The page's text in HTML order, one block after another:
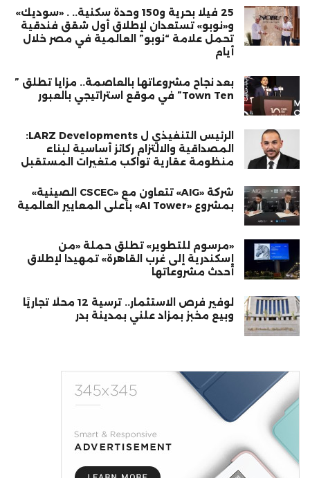
25 فيلا بحرية و150 وحدة سكنية.. . «سوديك»
و«نوبو» تستعدان لإطلاق أول شقق فندقية
تحمل علامة “نوبو” العالمية في مصر خلال
أيام
بعد نجاح مشروعاتها بالعاصمة.. مزايا تطلق ”
Town Ten” في موقع استراتيجي بالعبور
الرئيس التنفيذي ل LARZ Developments:
المصداقية والالتزام ركائز أساسية لبناء
منظومة عقارية تواكب متغيرات المستقبل
شركة «AIG» تتعاون مع «CSCEC الصينية»
بمشروع «AI Tower» بأعلى المعايير العالمية
«مرسوم للتطوير» تطلق حملة «من
إسكندرية إلى غرب القاهرة» تمهيدا لإطلاق
أحدث مشروعاتها
لوفير فرص الاستثمار.. ترسية 12 محلًا تجاريًا
وبيع مخبز بمزاد علني بمدينة بدر